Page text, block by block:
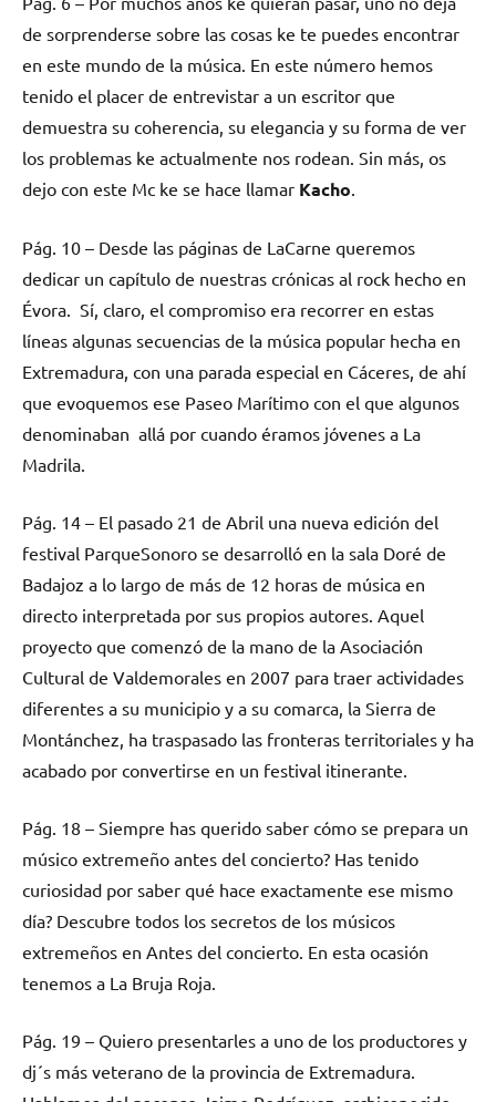
de sorprenderse sobre las cosas ke te puedes encontrar
en este mundo de la música. En este número hemos
tenido el placer de entrevistar a un escritor que
demuestra su coherencia, su elegancia y su forma de ver
los problemas ke actualmente nos rodean. Sin más, os
dejo con este Mc ke se hace llamar Kacho
Pág. 10 – Desde las páginas de LaCarne queremos
dedicar un capítulo de nuestras crónicas al rock hecho en
Évora. Sí, claro, el compromiso era recorrer en estas
líneas algunas secuencias de la música popular hecha en
Extremadura, con una parada especial en Cáceres, de ahí
que evoquemos ese Paseo Marítimo con el que algunos
denominaban allá por cuando éramos jóvenes a La
Madrila.
Pág. 14 – El pasado 21 de Abril una nueva edición del
festival ParqueSonoro se desarrolló en la sala Doré de
Badajoz a lo largo de más de 12 horas de música en
directo interpretada por sus propios autores. Aquel
proyecto que comenzó de la mano de la Asociación
Cultural de Valdemorales en 2007 para traer actividades
diferentes a su municipio y a su comarca, la Sierra de
Montánchez, ha traspasado las fronteras territoriales y ha
acabado por convertirse en un festival itinerante.
Pág. 18 – Siempre has querido saber cómo se prepara un
músico extremeño antes del concierto? Has tenido
curiosidad por saber qué hace exactamente ese mismo
día? Descubre todos los secretos de los músicos
extremeños en Antes del concierto. En esta ocasión
tenemos a La Bruja Roja.
Pág. 19 – Quiero presentarles a uno de los productores y
dj´s más veterano de la provincia de Extremadura.